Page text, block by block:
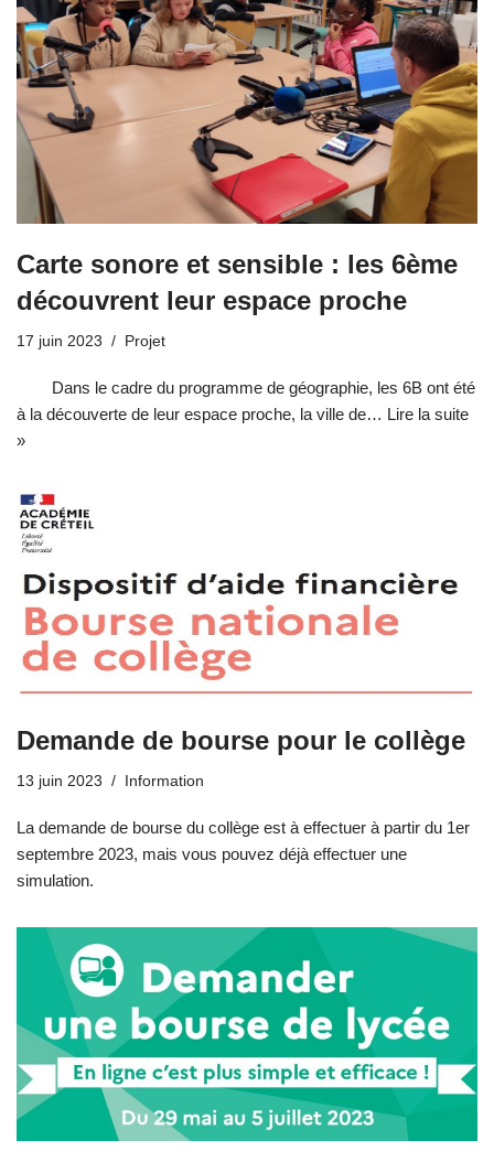
Carte sonore et sensible : les 6ème
découvrent leur espace proche
17 juin 2023 Projet
Dans le cadre du programme de géographie, les 6B ont été
à la découverte de leur espace proche, la ville de… Lire la suite
»
Demande de bourse pour le collège
13 juin 2023 Information
La demande de bourse du collège est à effectuer à partir du 1er
septembre 2023, mais vous pouvez déjà effectuer une
simulation.